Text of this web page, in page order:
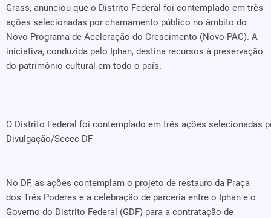
Grass, anunciou que o Distrito Federal foi contemplado em três
ações selecionadas por chamamento público no âmbito do
Novo Programa de Aceleração do Crescimento (Novo PAC). A
iniciativa, conduzida pelo Iphan, destina recursos à preservação
do patrimônio cultural em todo o país.
O Distrito Federal foi contemplado em três ações selecionadas
Divulgação/Secec-DF
No DF, as ações contemplam o projeto de restauro da Praça
dos Três Poderes e a celebração de parceria entre o Iphan e o
Governo do Distrito Federal (GDF) para a contratação de